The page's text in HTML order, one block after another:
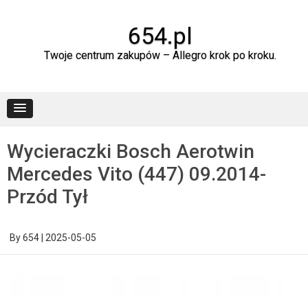
654.pl
Twoje centrum zakupów – Allegro krok po kroku.
Wycieraczki Bosch Aerotwin
Mercedes Vito (447) 09.2014-
Przód Tył
By654 2025-05-05